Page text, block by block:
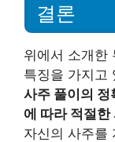
결론
위에서 소개한
특징을 가지고
사주 풀이의 정
에 따라 적절
자신의 사주를